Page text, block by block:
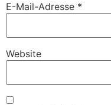
E-Mail-Adresse *
Website